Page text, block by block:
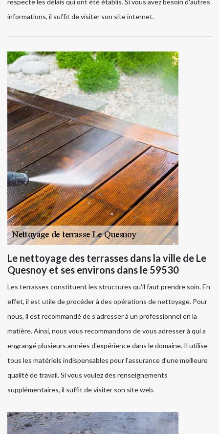
respecte les délais qui ont été établis. Si vous avez besoin d'autres
informations, il suffit de visiter son site internet.
Le nettoyage des terrasses dans la ville de Le
Quesnoy et ses environs dans le 59530
Les terrasses constituent les structures qu'il faut prendre soin. En
effet, il est utile de procéder à des opérations de nettoyage. Pour
nous, il est recommandé de s'adresser à un professionnel en la
matière. Ainsi, nous vous recommandons de vous adresser à qui a
engrangé plusieurs années d'expérience dans le domaine. Il utilise
tous les matériels indispensables pour l'assurance d'une meilleure
qualité de travail. Si vous voulez des renseignements
supplémentaires, il suffit de visiter son site web.